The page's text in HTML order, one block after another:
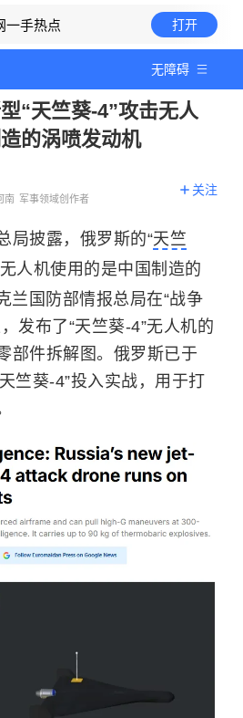
一手热点 打开
无障碍
“天竺葵-4”攻击无人
的涡喷发动机
南 军事领域创作者
关注
局披露，俄罗斯的“天竺
人机使用的是中国制造的
兰国防部情报总局在“战争
发布了“天竺葵-4”无人机的
部件拆解图。俄罗斯已于
竺葵-4”投入实战，用于打